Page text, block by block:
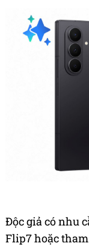
Độc giả có nhu
Flip7 hoặc